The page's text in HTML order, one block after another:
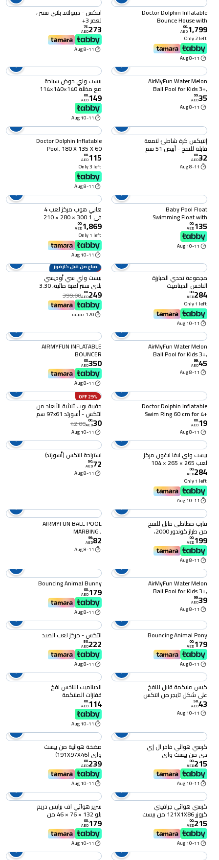
Doctor Dolphin Inflatable
Bounce House with
Bouncers Slide Toddler
Ball Pit Bouncy Play
House
1,799
.
00
AED
Only 2 left
8-11 Aug
انتكس - دينولاند بلاي سنتر ،
لعمر 3+
273
.
75
AED
8-11 Aug
AirMyFun Water Melon
Ball Pool for Kids 3+,
61x61x26CM
35
.
99
AED
8-11 Aug
بيست واي حوض سباحة
مع مظلة 140×140×114
سم
149
.
00
AED
10-11 Aug
إنتيكس كرة شاطئ لامعة
قابلة للنفخ - أبيض 51 سم
IT59020
32
.
00
AED
8-11 Aug
Doctor Dolphin Inflatable
Pool, 180 X 135 X 60
cm, for Ages 3+
115
.
00
AED
Only 3 left
8-11 Aug
Baby Pool Float
Swimming Float with
Canopy Inflatable Floatie
Swim Ring for Kids Aged
6-36 Months
135
.
00
AED
10-11 Aug
هابي هوب مركز لعب 4
في 1 300 × 280 × 210
سم، 9114 بوصة
1,869
.
00
AED
Only 1 left
10-11 Aug
مجموعة تحدي المبارزة
الناخس الديناميت
284
.
00
AED
Only 1 left
10-11 Aug
38% OFF
مباع من قبل كارفور
بيست واي سي أوديسي
بلاي سنتر لعبة مائية، 3.30
× 1.88 × 1.17 متر
249
.
00
AED
399.00
120 دقيقة
AirMyFun Water Melon
Ball Pool for Kids 3+,
102x102x38CM
45
.
99
AED
8-11 Aug
AIRMYFUN INFLATABLE
BOUNCER
,175x175x148CM , 3-6
Years
350
.
00
AED
8-11 Aug
Doctor Dolphin Inflatable
Swim Ring 60 cm for 4+
Years – Featuring Fun
Designs With Dolphin
19
.
00
AED
8-11 Aug
29% OFF
حقيبة بوب ثلاثية الأبعاد من
انتكس - أسورتد 97x61 سم
30
.
00
AED
42.00
10-11 Aug
بيست واي لافا لاغون مركز
لعب 265 × 265 × 104
سم - متعدد الألوان
284
.
00
AED
Only 1 left
10-11 Aug
استراحة انتكس (أسورتد)
72
.
50
AED
8-11 Aug
قارب مطاطي قابل للنفخ
من طراز كوندور 2000،
سم / 6 أقدام و1 بوصة ×
38 بوصة
199
.
00
AED
8-11 Aug
AIRMYFUN BALL POOL
MARBING ,
160x160x55CM , 3+
Years
82
.
99
AED
8-11 Aug
AirMyFun Water Melon
Ball Pool for Kids 3+,
86x86x26CM
39
.
99
AED
8-11 Aug
Bouncing Animal Bunny
179
.
00
AED
8-11 Aug
Bouncing Animal Pony
179
.
00
AED
8-11 Aug
انتكس - مركز لعب الصيد
222
.
50
AED
8-11 Aug
كيس ملاكمة قابل للنفخ
على شكل تايجر من انتكس
18 × 13 × 5 سم
43
.
50
AED
10-11 Aug
الديناميت الناخس نفخ
قفازات الملاكمة
114
.
00
AED
10-11 Aug
كرسي هوائي فاخر ال إي
دي من بيست واي
102X97X71
215
.
00
AED
10-11 Aug
مضخة هوائية من بيست
واي (191X97X46)
239
.
00
AED
10-11 Aug
كرسي هوائي جرافيتي
كروزر 121X1X86 من بيست
واي
215
.
00
AED
10-11 Aug
سرير هوائي اف برايس دريم
بلو 132 × 76 × 46 من
بيست واي
179
.
00
AED
10-11 Aug